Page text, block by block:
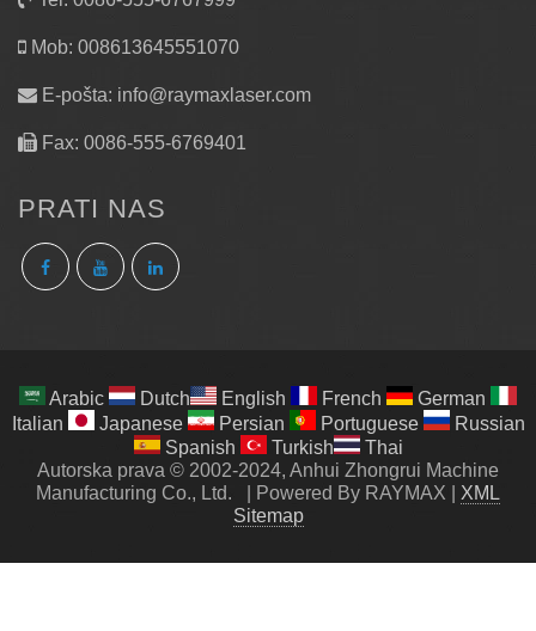
Mob: 008613645551070
E-pošta: info@raymaxlaser.com
Fax: 0086-555-6769401
PRATI NAS
Arabic Dutch English French
German
Italian
Japanese Persian Portuguese
Russian
Spanish
Turkish
Thai
Autorska prava © 2002-2024, Anhui Zhongrui Machine
Manufacturing Co., Ltd.
Powered By RAYMAX
XML
Sitemap